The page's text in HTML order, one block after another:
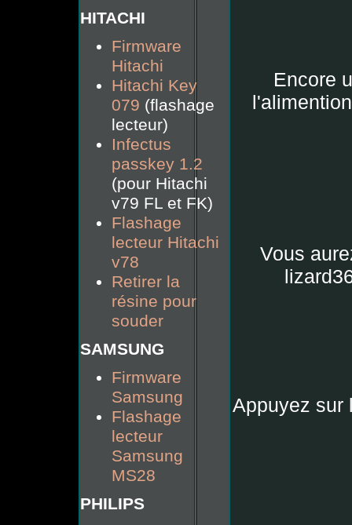
HITACHI
Firmware
Hitachi
Hitachi Key
079 (flashage
lecteur)
Infectus
passkey 1.2
(pour Hitachi
v79 FL et FK)
Flashage
lecteur Hitachi
v78
Retirer la
résine pour
souder
SAMSUNG
Firmware
Samsung
Flashage
lecteur
Samsung
MS28
PHILIPS
Encore
Vous
Appuyez sur